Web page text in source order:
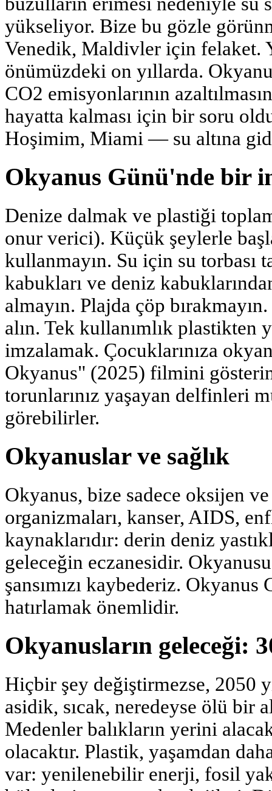
yükseliyor. Bize bu gözle
Venedik, Maldivler için
önümüzdeki on yıllarda.
CO2 emisyonlarının
hayatta kalması için bir soru
Hoşimim, Miami — su altına
Okyanus Günü'nde bir
Denize dalmak ve plastiği
onur verici). Küçük şeylerle
kullanmayın. Su için su torbası
kabukları ve deniz
almayın. Plajda çöp
alın. Tek kullanımlık plastikten
imzalamak. Çocuklarınıza
Okyanus" (2025) filmini
torunlarınız yaşayan delfinleri
görebilirler.
Okyanuslar ve sağlık
Okyanus, bize sadece oksijen
organizmaları, kanser, AIDS,
kaynaklarıdır: derin deniz
geleceğin eczanesidir.
şansımızı kaybederiz.
hatırlamak önemlidir.
Okyanusların geleceği:
Hiçbir şey değiştirmezse, 2050
asidik, sıcak, neredeyse ölü bir
Medenler balıkların yerini
olacaktır. Plastik, yaşamdan
var: yenilenebilir enerji, fosil